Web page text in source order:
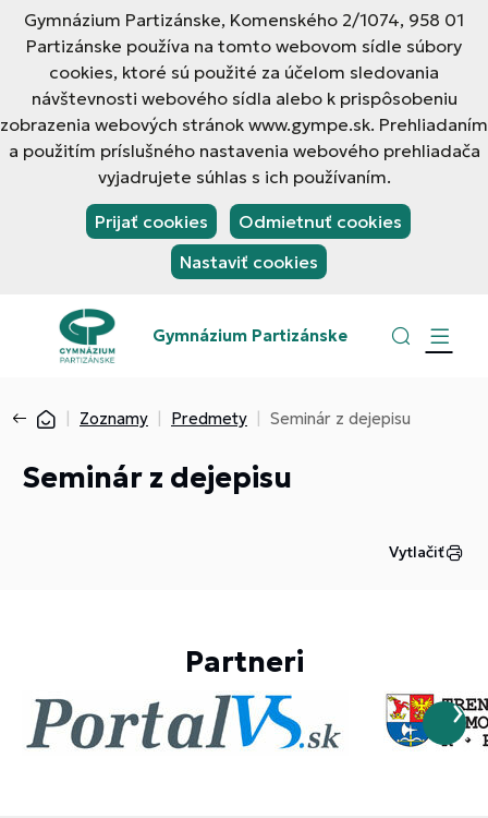
Gymnázium Partizánske, Komenského 2/1074, 958 01
Partizánske používa na tomto webovom sídle súbory
cookies, ktoré sú použité za účelom sledovania
návštevnosti webového sídla alebo k prispôsobeniu
zobrazenia webových stránok www.gympe.sk. Prehliadaním
a použitím príslušného nastavenia webového prehliadača
vyjadrujete súhlas s ich používaním.
Prijať cookies
Odmietnuť cookies
Nastaviť cookies
Gymnázium Partizánske
Zoznamy Predmety Seminár z dejepisu
Seminár z dejepisu
Vytlačiť
Partneri